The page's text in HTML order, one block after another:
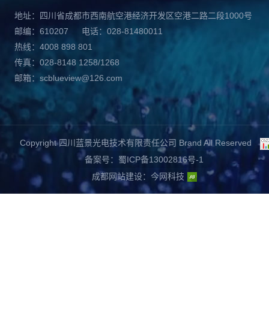
地址：四川省成都市西南航空港经济开发区空港二路二段1000号
邮编：610207
电话：028-81480011
热线：4008 898 801
传真：028-8148 1258/1268
邮箱：scblueview@126.com
Copyright 四川蓝景光电技术有限责任公司 Brand All Reserved
备案号：蜀ICP备13002816号-1
成都网站建设： 今网科技